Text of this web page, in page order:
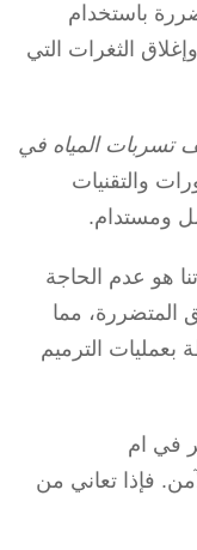
باستخدام
الثغرات التي
المياه في
والتقنيات
ومستدام.
هو عدم الحاجة
المتضررة، مما
بعمليات الترميم
في ام
فإذا تعاني من